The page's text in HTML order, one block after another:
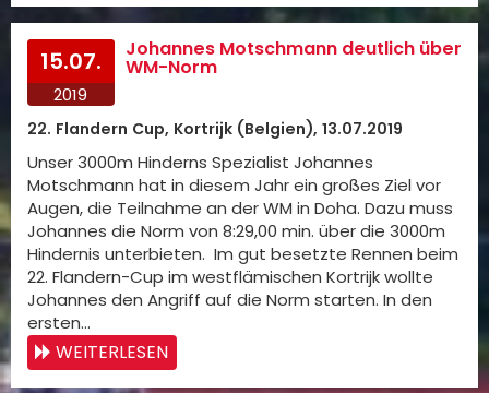
15.07.
2019
Johannes Motschmann deutlich über
WM-Norm
22. Flandern Cup, Kortrijk (Belgien), 13.07.2019
Unser 3000m Hinderns Spezialist Johannes
Motschmann hat in diesem Jahr ein großes Ziel vor
Augen, die Teilnahme an der WM in Doha. Dazu muss
Johannes die Norm von 8:29,00 min. über die 3000m
Hindernis unterbieten. Im gut besetzte Rennen beim
22. Flandern-Cup im westflämischen Kortrijk wollte
Johannes den Angriff auf die Norm starten. In den
ersten…
WEITERLESEN